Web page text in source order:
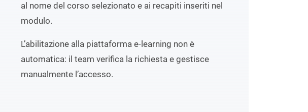
al nome del corso selezionato e ai recapiti inseriti nel
modulo.
L’abilitazione alla piattaforma e-learning non è
automatica: il team verifica la richiesta e gestisce
manualmente l’accesso.